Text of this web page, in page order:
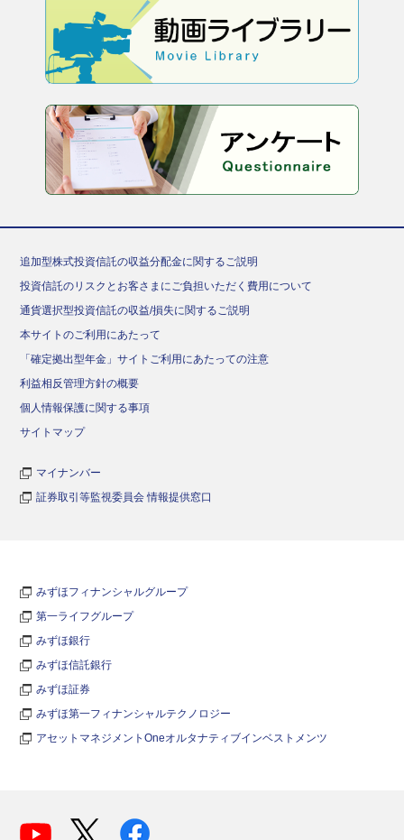
追加型株式投資信託の収益分配金に関するご説明
投資信託のリスクとお客さまにご負担いただく費用について
通貨選択型投資信託の収益/損失に関するご説明
本サイトのご利用にあたって
「確定拠出型年金」サイトご利用にあたっての注意
利益相反管理方針の概要
個人情報保護に関する事項
サイトマップ
マイナンバー
証券取引等監視委員会 情報提供窓口
みずほフィナンシャルグループ
第一ライフグループ
みずほ銀行
みずほ信託銀行
みずほ証券
みずほ第一フィナンシャルテクノロジー
アセットマネジメントOneオルタナティブインベストメンツ